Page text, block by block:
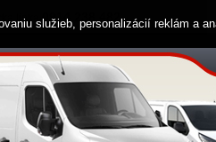
linka 0914 238 482
služieb, personalizácií reklám a